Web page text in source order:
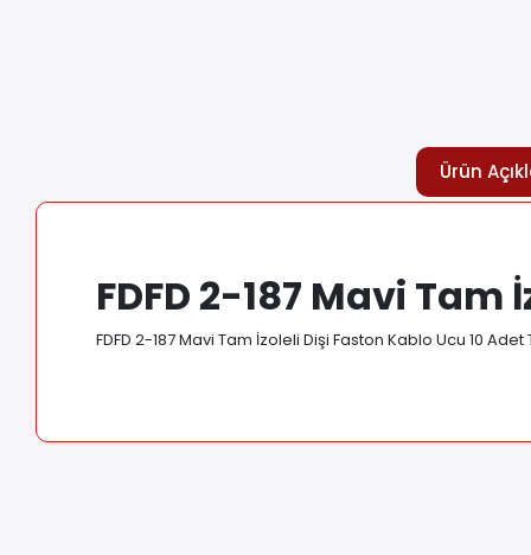
Ürün
FDFD 2-187 Mavi
FDFD 2-187 Mavi Tam İzoleli Dişi Faston Kablo Ucu 10